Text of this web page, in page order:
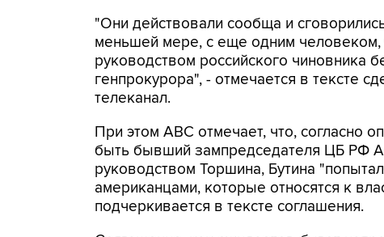
"Они действовали сообща и
меньшей мере, с еще одним
руководством российского чиновника
генпрокурора", - отмечается в тексте
телеканал.
При этом ABC отмечает, что, согласно
быть бывший зампредседателя ЦБ РФ
руководством Торшина, Бутина
американцами, которые относятся к
подчеркивается в тексте соглашения.